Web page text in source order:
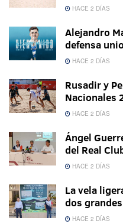
HACE 2 DÍAS
Alejandro
defensa
HACE 2 DÍAS
Rusadir y
Nacionales
HACE 2 DÍAS
Ángel
del Real
HACE 2 DÍAS
La vela
dos
HACE 2 DÍAS